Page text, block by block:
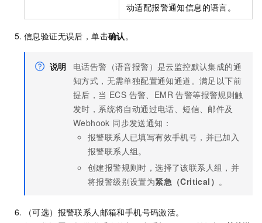
动适配报警通知信息的语言。
信息验证无误后，单击确认。
说明
电话告警（语音报警）是云监控默认集成的通
知方式，无需单独配置通知通道。满足以下前
提后，当 ECS 告警、EMR 告警等报警规则触
发时，系统将自动通过电话、短信、邮件及
Webhook 同步发送通知：
报警联系人已填写有效手机号，并已加入
报警联系人组。
创建报警规则时，选择了该联系人组，并
将报警级别设置为紧急（Critical） 。
（可选）报警联系人邮箱和手机号码激活。